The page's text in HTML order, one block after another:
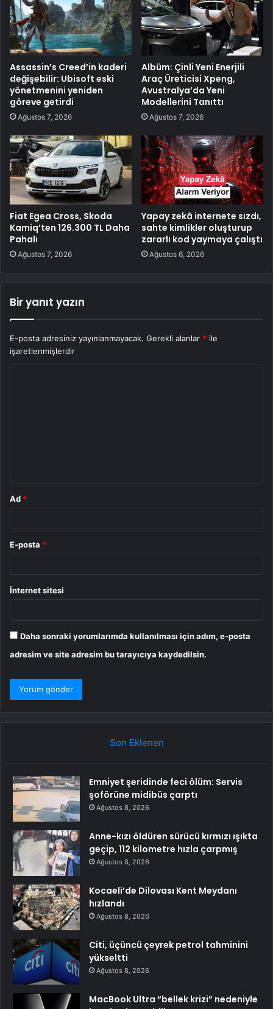
Assassin’s Creed’in kaderi
değişebilir: Ubisoft eski
yönetmenini yeniden
göreve getirdi
Ağustos 7, 2026
Albüm: Çinli Yeni Enerjili
Araç Üreticisi Xpeng,
Avustralya’da Yeni
Modellerini Tanıttı
Ağustos 7, 2026
Fiat Egea Cross, Skoda
Kamiq’ten 126.300 TL Daha
Pahalı
Ağustos 7, 2026
Yapay zekâ internete sızdı,
sahte kimlikler oluşturup
zararlı kod yaymaya çalıştı
Ağustos 6, 2026
Bir yanıt yazın
E-posta adresiniz yayınlanmayacak. Gerekli alanlar * ile
işaretlenmişlerdir
Ad *
E-posta *
İnternet sitesi
Daha sonraki yorumlarımda kullanılması için adım, e-posta
adresim ve site adresim bu tarayıcıya kaydedilsin.
Son Eklenen
Emniyet şeridinde feci ölüm: Servis
şoförüne midibüs çarptı
Ağustos 8, 2026
Anne-kızı öldüren sürücü kırmızı ışıkta
geçip, 112 kilometre hızla çarpmış
Ağustos 8, 2026
Kocaeli’de Dilovası Kent Meydanı
hızlandı
Ağustos 8, 2026
Citi, üçüncü çeyrek petrol tahminini
yükseltti
Ağustos 8, 2026
MacBook Ultra “bellek krizi” nedeniyle